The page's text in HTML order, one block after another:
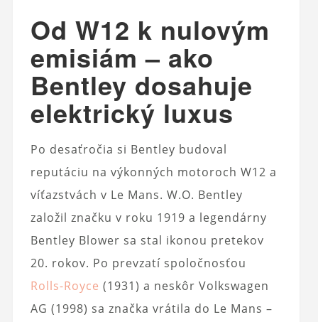
Od W12 k nulovým
emisiám – ako
Bentley dosahuje
elektrický luxus
Po desaťročia si Bentley budoval
reputáciu na výkonných motoroch W12 a
víťazstvách v Le Mans. W.O. Bentley
založil značku v roku 1919 a legendárny
Bentley Blower sa stal ikonou pretekov
20. rokov. Po prevzatí spoločnosťou
Rolls-Royce (1931) a neskôr Volkswagen
AG (1998) sa značka vrátila do Le Mans –